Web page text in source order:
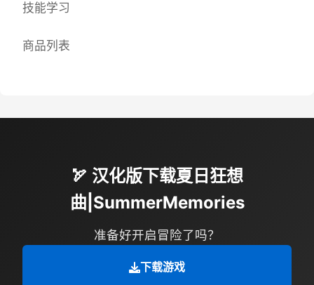
技能学习
商品列表
🏹 汉化版下载夏日狂想
曲|SummerMemories
准备好开启冒险了吗？
下载游戏